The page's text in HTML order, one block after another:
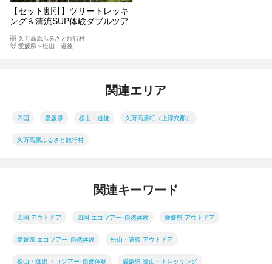
【セット割引】ツリートレッキ
ング＆清流SUP体験ダブルツア
久万高原ふるさと旅行村
愛媛県
松山・道後
関連エリア
四国 愛媛県 松山・道後 久万高原町（上浮穴郡）
久万高原ふるさと旅行村
関連キーワード
四国 アウトドア 四国 エコツアー･自然体験 愛媛県 アウトドア
愛媛県 エコツアー･自然体験 松山・道後 アウトドア
松山・道後 エコツアー･自然体験 愛媛県 登山・トレッキング